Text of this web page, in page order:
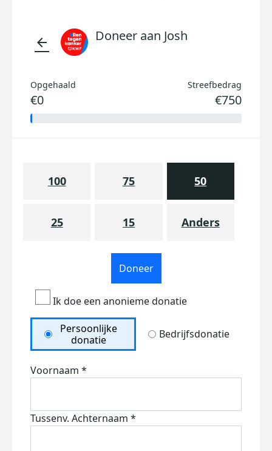
arrow_back Doneer aan Josh
Opgehaald
€0
Streefbedrag
€750
100 75 50
25 15 Anders
Doneer
Ik doe een anonieme donatie
Persoonlijke
donatie
Bedrijfsdonatie
Voornaam *
Tussenv. Achternaam *